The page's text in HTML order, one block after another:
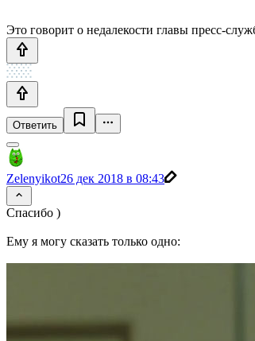
Это говорит о недалекости главы пресс-
Ответить
Zelenyikot26 дек 2018 в 08:43
Спасибо )
Ему я могу сказать только одно: